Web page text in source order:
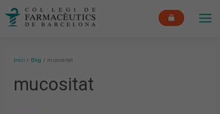
Inici Blog mucositat
mucositat